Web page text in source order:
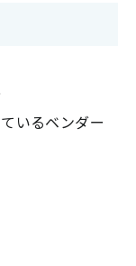
いるベンダー